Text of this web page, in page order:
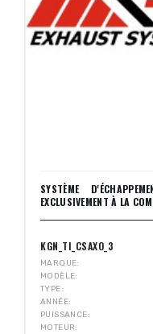
SYSTÈME
EXCLUSIVEMENT À LA
KGN_TI_CSAXO_3
MARQUE
MODÈLE
TYPE
ANNÉE
PUISSANCE
MOTEUR